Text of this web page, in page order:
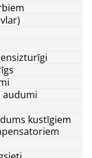
audumi
kustīgiem